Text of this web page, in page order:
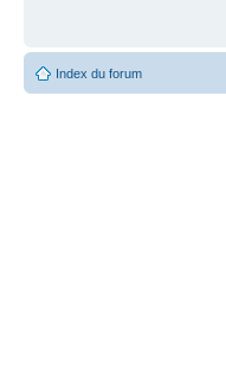
Index du forum